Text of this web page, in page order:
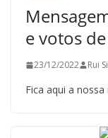
e votos
23/12/2022 Rui
Fica aqui a